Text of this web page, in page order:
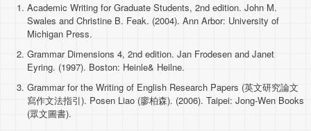
Academic Writing for Graduate Students, 2nd edition. John M.
Swales and Christine B. Feak. (2004). Ann Arbor: University of
Michigan Press.
Grammar Dimensions 4, 2nd edition. Jan Frodesen and Janet
Eyring. (1997). Boston: Heinle& Heilne.
Grammar for the Writing of English Research Papers (英文研究論文
寫作文法指引). Posen Liao (廖柏森). (2006). Taipei: Jong-Wen Books
(眾文圖書).